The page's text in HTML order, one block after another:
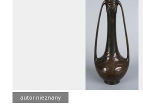
autor nieznany